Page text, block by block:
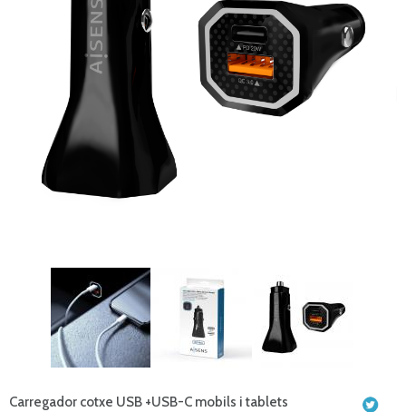
Carregador cotxe USB +USB-C mobils i tablets